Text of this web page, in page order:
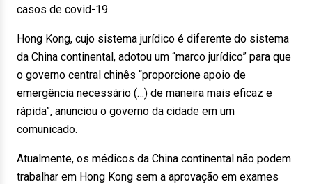
casos de covid-19.
Hong Kong, cujo sistema jurídico é diferente do sistema
da China continental, adotou um “marco jurídico” para que
o governo central chinês “proporcione apoio de
emergência necessário (…) de maneira mais eficaz e
rápida”, anunciou o governo da cidade em um
comunicado.
Atualmente, os médicos da China continental não podem
trabalhar em Hong Kong sem a aprovação em exames